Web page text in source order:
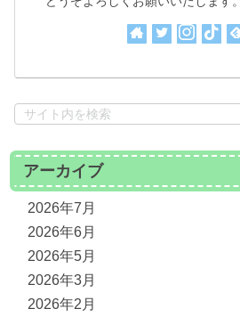
アーカイブ
2026年7月
2026年6月
2026年5月
2026年3月
2026年2月